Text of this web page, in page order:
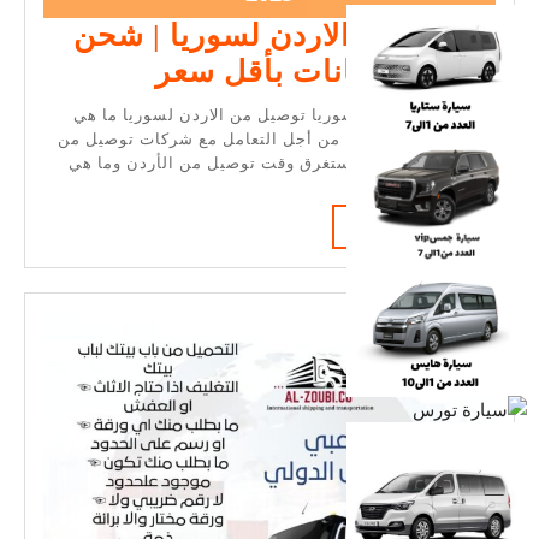
05-
26
توصيل من الاردن لسوريا | شحن
اغراض وأمانات بأقل سعر
من
الاردن
لسوريا
اغراض
بأقل
سعر
توصيل من الاردن لسوريا توصيل من الاردن لسوريا ما هي
الأوراق التي أحتاجها من أجل التعامل مع شركات توصيل من
الاردن لسوريا. كم يستغرق وقت توصيل من الأردن وما هي
READ MORE
MORE